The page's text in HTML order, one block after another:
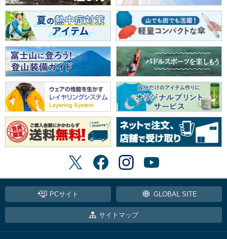
PCサイト GLOBAL SITE
サイトマップ